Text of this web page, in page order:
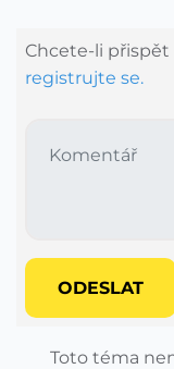
Chcete-li přispět
registrujte se.
ODESLAT
Toto téma